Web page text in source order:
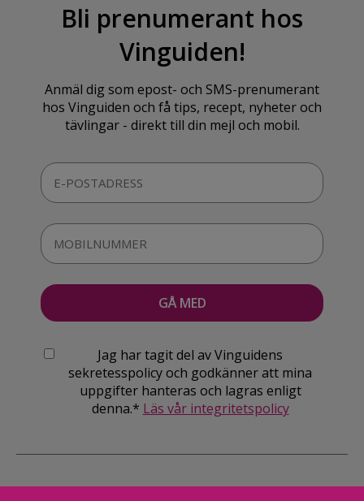
Bli prenumerant hos
Vinguiden!
Anmäl dig som epost- och SMS-prenumerant
hos Vinguiden och få tips, recept, nyheter och
tävlingar - direkt till din mejl och mobil.
Jag har tagit del av Vinguidens
sekretesspolicy och godkänner att mina
uppgifter hanteras och lagras enligt
denna.* Läs vår integritetspolicy